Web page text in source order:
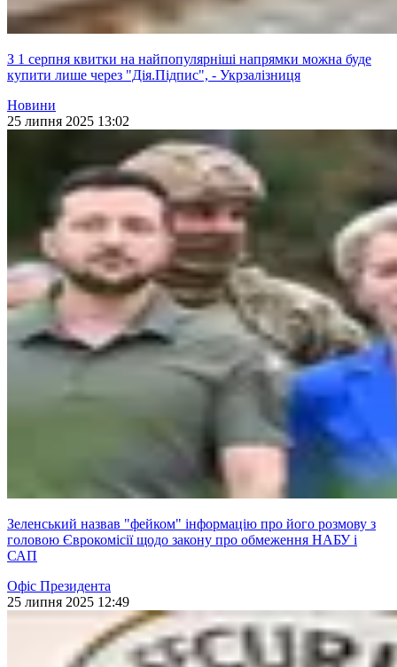
З 1 серпня квитки на найпопулярніші напрямки можна буде
купити лише через "Дія.Підпис", - Укрзалізниця
Новини
25 липня 2025 13:02
Зеленський назвав "фейком" інформацію про його розмову з
головою Єврокомісії щодо закону про обмеження НАБУ і
САП
Офіс Президента
25 липня 2025 12:49